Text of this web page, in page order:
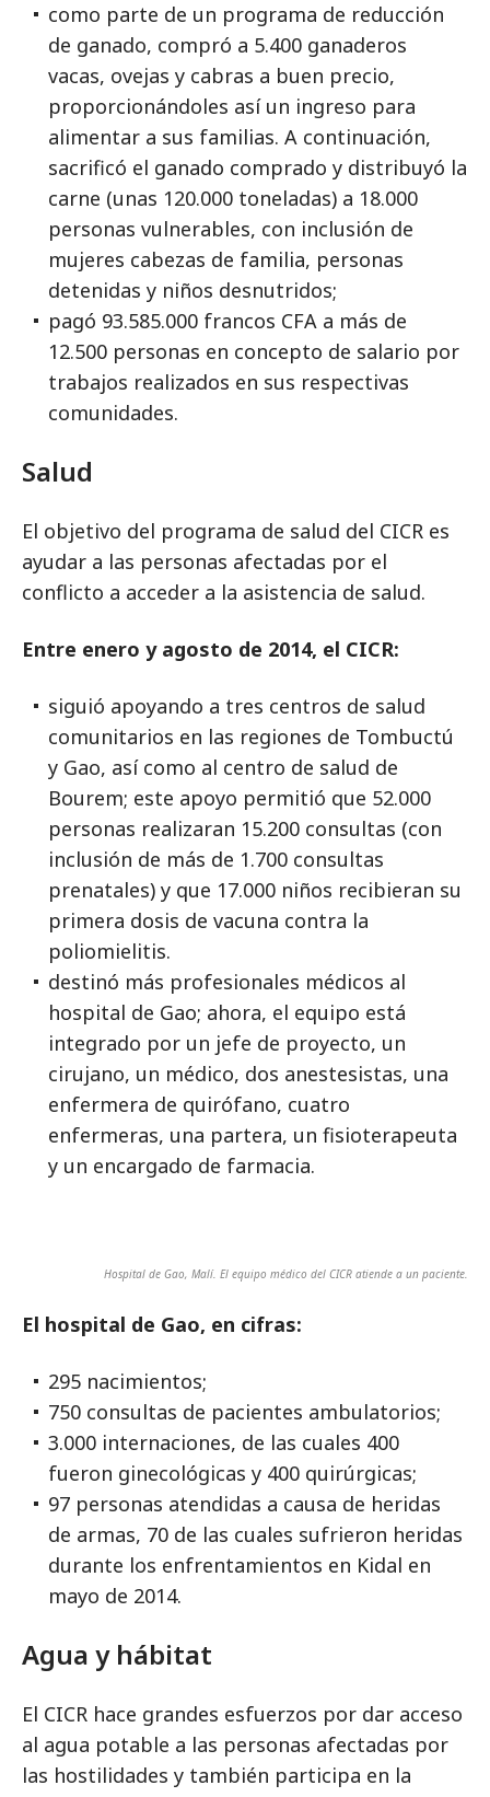
como parte de un programa de reducción
de ganado, compró a 5.400 ganaderos
vacas, ovejas y cabras a buen precio,
proporcionándoles así un ingreso para
alimentar a sus familias. A continuación,
sacrificó el ganado comprado y distribuyó la
carne (unas 120.000 toneladas) a 18.000
personas vulnerables, con inclusión de
mujeres cabezas de familia, personas
detenidas y niños desnutridos;
pagó 93.585.000 francos CFA a más de
12.500 personas en concepto de salario por
trabajos realizados en sus respectivas
comunidades.
Salud
El objetivo del programa de salud del CICR es
ayudar a las personas afectadas por el
conflicto a acceder a la asistencia de salud.
Entre enero y agosto de 2014, el CICR:
siguió apoyando a tres centros de salud
comunitarios en las regiones de Tombuctú
y Gao, así como al centro de salud de
Bourem; este apoyo permitió que 52.000
personas realizaran 15.200 consultas (con
inclusión de más de 1.700 consultas
prenatales) y que 17.000 niños recibieran su
primera dosis de vacuna contra la
poliomielitis.
destinó más profesionales médicos al
hospital de Gao; ahora, el equipo está
integrado por un jefe de proyecto, un
cirujano, un médico, dos anestesistas, una
enfermera de quirófano, cuatro
enfermeras, una partera, un fisioterapeuta
y un encargado de farmacia.
Hospital de Gao, Malí. El equipo médico del CICR atiende a un paciente.
El hospital de Gao, en cifras:
295 nacimientos;
750 consultas de pacientes ambulatorios;
3.000 internaciones, de las cuales 400
fueron ginecológicas y 400 quirúrgicas;
97 personas atendidas a causa de heridas
de armas, 70 de las cuales sufrieron heridas
durante los enfrentamientos en Kidal en
mayo de 2014.
Agua y hábitat
El CICR hace grandes esfuerzos por dar acceso
al agua potable a las personas afectadas por
las hostilidades y también participa en la